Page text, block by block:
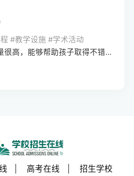
#教学设施 #学术活动
复读学校的教学质量很高，能够帮助孩子取得不错的成绩，同时学习氛围也很好，孩子能够在舒适的环境中学习。我会向其他家长推荐这所学校。
高考在线 招生学校